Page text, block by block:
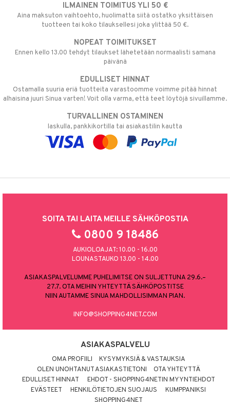
ILMAINEN TOIMITUS YLI 50 €
Aina maksuton vaihtoehto, huolimatta siitä ostatko yksittäisen
tuotteen tai koko tilauksellesi joka ylittää 50 €.
NOPEAT TOIMITUKSET
Ennen kello 13.00 tehdyt tilaukset lähetetään normaalisti samana
päivänä
EDULLISET HINNAT
Ostamalla suuria eriä tuotteita varastoomme voimme pitää hinnat
alhaisina juuri Sinua varten! Voit olla varma, että teet löytöjä sivuillamme.
TURVALLINEN OSTAMINEN
laskulla, pankkikortilla tai asiakastilin kautta
SOITA TAI LAITA MEILLE SÄHKÖPOSTIA
0800 9 18486
AUKIOLOAJAT: 10.00 - 16.00
LOUNASTAUKO 13.00 - 14.00
ASIAKASPALVELUMME PUHELIMITSE ON SULJETTUNA 29.6.–
27.7. OTA MEIHIN YHTEYTTÄ SÄHKÖPOSTITSE
NIIN AUTAMME SINUA MAHDOLLISIMMAN PIAN.
INFO@SHOPPING4NET.COM
ASIAKASPALVELU
OMA PROFIILI
KYSYMYKSIÄ & VASTAUKSIA
OLEN UNOHTANUT ASIAKASTIETONI
OTA YHTEYTTÄ
EDULLISET HINNAT
EHDOT - SHOPPING4NETIN MYYNTIEHDOT
EVÄSTEET
HENKILÖTIETOJEN SUOJAUS
KUMPPANIKSI